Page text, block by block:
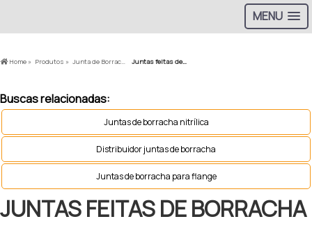
MENU
Home » Produtos » Junta de Borracha » Juntas feitas de borracha
Buscas relacionadas:
Juntas de borracha nitrílica
Distribuidor juntas de borracha
Juntas de borracha para flange
JUNTAS FEITAS DE BORRACHA